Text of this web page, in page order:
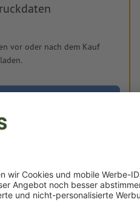
vor oder nach dem Kauf
netto
€ 48,61
inkl. 20%
€